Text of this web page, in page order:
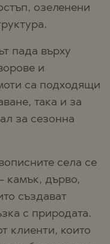
озеленени
пада върху
и
са подходящи
така и за
за сезонна
села се
камък, дърво,
създават
с природата.
клиенти, които